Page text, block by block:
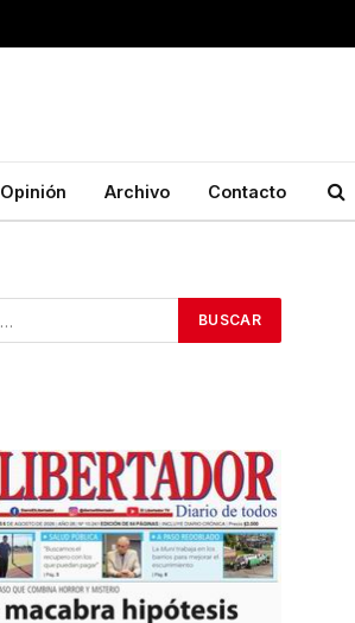
Opinión Archivo Contacto